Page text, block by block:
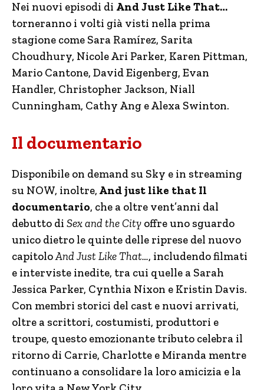
Nei nuovi episodi di And Just Like That…
torneranno i volti già visti nella prima
stagione come Sara Ramírez, Sarita
Choudhury, Nicole Ari Parker, Karen Pittman,
Mario Cantone, David Eigenberg, Evan
Handler, Christopher Jackson, Niall
Cunningham, Cathy Ang e Alexa Swinton.
Il documentario
Disponibile on demand su Sky e in streaming
su NOW, inoltre, And just like that Il
documentario, che a oltre vent’anni dal
debutto di Sex and the City offre uno sguardo
unico dietro le quinte delle riprese del nuovo
capitoloAnd Just Like That…, includendo filmati
e interviste inedite, tra cui quelle a Sarah
Jessica Parker, Cynthia Nixon e Kristin Davis.
Con membri storici del cast e nuovi arrivati,
oltre a scrittori, costumisti, produttori e
troupe, questo emozionante tributo celebra il
ritorno di Carrie, Charlotte e Miranda mentre
continuano a consolidare la loro amicizia e la